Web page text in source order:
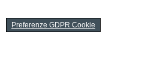
Preferenze GDPR Cookie